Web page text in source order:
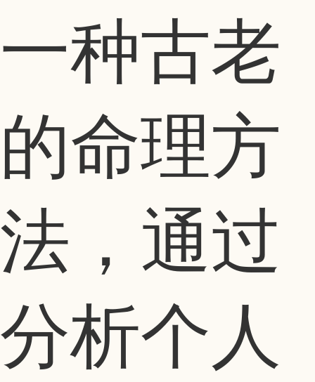
一种古老
的命理方
法，通过
分析个人